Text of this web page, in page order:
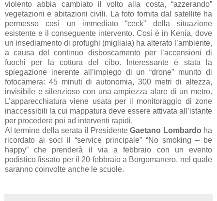
violento abbia cambiato il volto alla costa, “azzerando”
vegetazioni e abitazioni civili. La foto fornita dal satellite ha
permesso così un immediato “ceck” della situazione
esistente e il conseguente intervento. Così è in Kenia, dove
un insediamento di profughi (migliaia) ha alterato l’ambiente,
a causa del continuo disboscamento per l’accensioni di
fuochi per la cottura del cibo. Interessante è stata la
spiegazione inerente all’impiego di un “drone” munito di
fotocamera: 45 minuti di autonomia, 300 metri di altezza,
invisibile e silenzioso con una ampiezza alare di un metro.
L’apparecchiatura viene usata per il monitoraggio di zone
inaccessibili la cui mappatura deve essere attivata all’istante
per procedere poi ad interventi rapidi.
Al termine della serata il PresidenteGaetano Lombardo ha
ricordato ai soci il “service principale” “No smoking – be
happy” che prenderà il via a febbraio con un evento
podistico fissato per il 20 febbraio a Borgomanero, nel quale
saranno coinvolte anche le scuole.